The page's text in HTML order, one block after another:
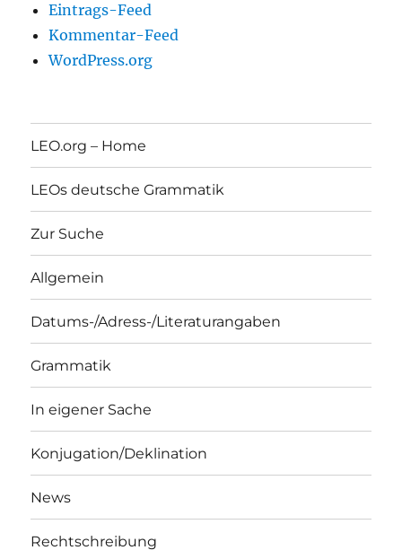
Eintrags-Feed
Kommentar-Feed
WordPress.org
LEO.org – Home
LEOs deutsche Grammatik
Zur Suche
Allgemein
Datums-/Adress-/Literaturangaben
Grammatik
In eigener Sache
Konjugation/Deklination
News
Rechtschreibung